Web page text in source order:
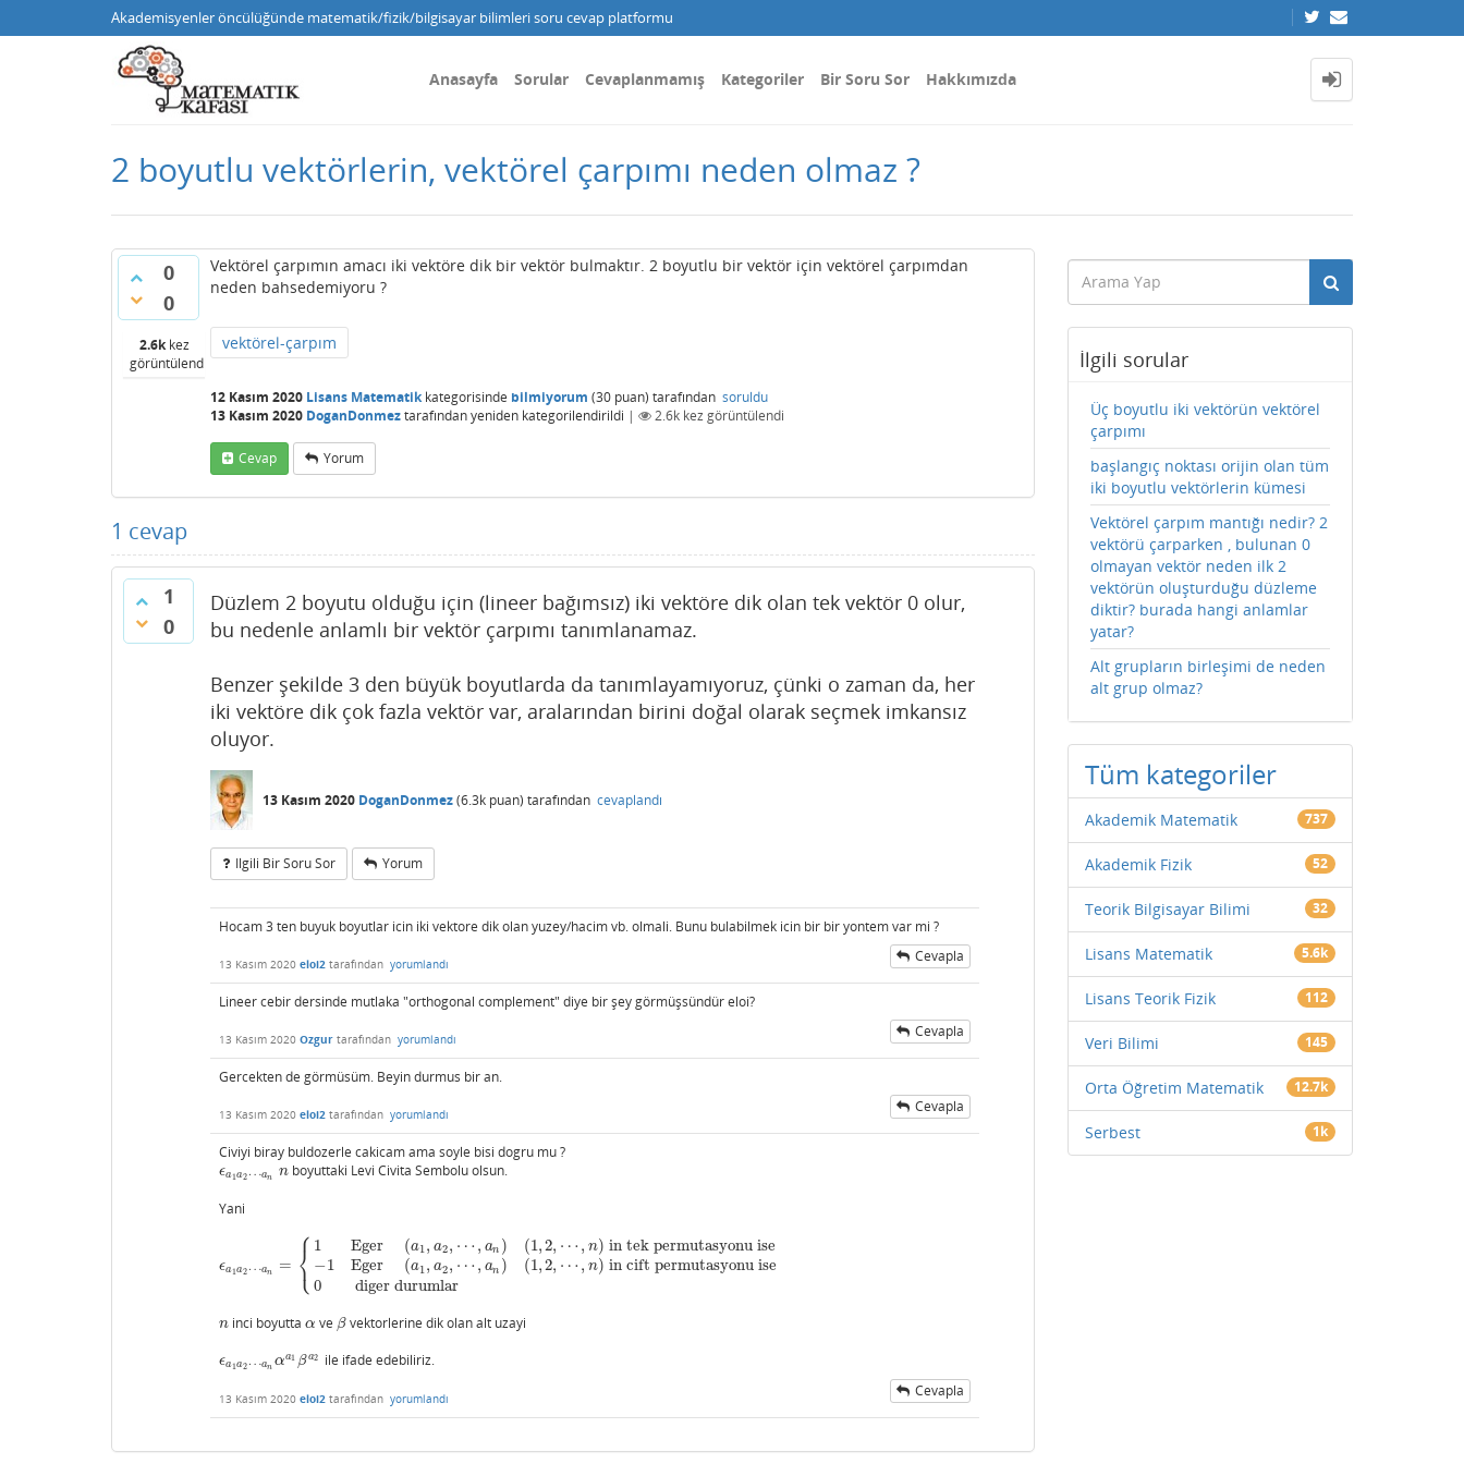
Akademisyenler öncülüğünde matematik/fizik/bilgisayar bilimleri soru cevap platformu
Anasayfa Sorular Cevaplanmamış Kategoriler Bir Soru Sor Hakkımızda
2 boyutlu vektörlerin, vektörel çarpımı neden olmaz ?
0
0
2.6kkez
görüntülendi
Vektörel çarpımın amacı iki vektöre dik bir vektör bulmaktır. 2 boyutlu bir vektör için vektörel çarpımdan
neden bahsedemiyoru ?
vektörel-çarpım
12 Kasım 2020 Lisans Matematikkategorisinde bilmiyorum (30 puan) tarafından soruldu
13 Kasım 2020 DoganDonmeztarafındanyeniden kategorilendirildi | 2.6k kez görüntülendi
Cevap Yorum
1 cevap
1
0
Düzlem 2 boyutu olduğu için (lineer bağımsız) iki vektöre dik olan tek vektör 0 olur,
bu nedenle anlamlı bir vektör çarpımı tanımlanamaz.
Benzer şekilde 3 den büyük boyutlarda da tanımlayamıyoruz, çünki o zaman da, her
iki vektöre dik çok fazla vektör var, aralarından birini doğal olarak seçmek imkansız
oluyor.
13 Kasım 2020 DoganDonmez(6.3k puan) tarafından cevaplandı
Ilgili Bir Soru Sor Yorum
Hocam 3 ten buyuk boyutlar icin iki vektore dik olan yuzey/hacim vb. olmali. Bunu bulabilmek icin bir bir yontem var mi ?
13 Kasım 2020 eloi2 tarafından yorumlandı Cevapla
Lineer cebir dersinde mutlaka "orthogonal complement" diye bir şey görmüşsündür eloi?
13 Kasım 2020 Ozgur tarafından yorumlandı Cevapla
Gercekten de görmüsüm. Beyin durmus bir an.
13 Kasım 2020 eloi2 tarafından yorumlandı Cevapla
Civiyi biray buldozerle cakicam ama soyle bisi dogru mu ?
ϵa1a2 ⋯an
ϵa1a2⋯a nn
nboyuttaki Levi Civita Sembolu olsun.
Yani
ϵa1a2 ⋯an = ⎧
⎩
⎨ 1
−1
0
Eger (a1, a2, ⋯ , an ) (1,2, ⋯ , n) in tek permutasyonu ise
Eger
(a1, a2, ⋯ , an ) (1,2, ⋯ , n) in cift permutasyonu ise
diger durumlar
ϵa1a2⋯a n= 1Eger 1,a2,⋯ n)(1,2,⋯ n ) in tek permutasyonu ise− 1Eger(a1,a2,⋯,an)(1 2,⋯
n
ninci boyutta α
α ve β
βvektorlerine dik olan alt uzayi
ϵa1a2 ⋯an αa1 βa2
ϵa1a2⋯anαa1βa 2ile ifade edebiliriz.
13 Kasım 2020 eloi2 tarafından yorumlandı Cevapla
İlgili sorular
Üç boyutlu iki vektörün vektörel
çarpımı
başlangıç noktası orijin olan tüm
iki boyutlu vektörlerin kümesi
Vektörel çarpım mantığı nedir? 2
vektörü çarparken , bulunan 0
olmayan vektör neden ilk 2
vektörün oluşturduğu düzleme
diktir? burada hangi anlamlar
yatar?
Alt grupların birleşimi de neden
alt grup olmaz?
Tüm kategoriler
Akademik Matematik 737
Akademik Fizik 52
Teorik Bilgisayar Bilimi 32
Lisans Matematik 5.6k
Lisans Teorik Fizik 112
Veri Bilimi 145
Orta Öğretim Matematik 12.7k
Serbest 1k